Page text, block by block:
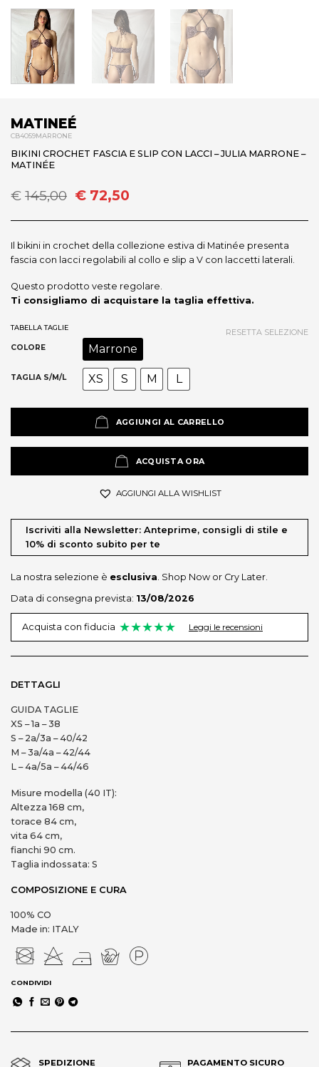
MATINEÉ
CB4059MARRONE
BIKINI CROCHET FASCIA E SLIP CON LACCI – JULIA MARRONE –
MATINÉE
€ 145,00 Il
prezzo
originale
€145,00.
€ 72,50Il
attuale
€72,50.
Il bikini in crochet della collezione estiva di Matinée presenta
fascia con lacci regolabili al collo e slip a V con laccetti laterali.
Questo prodotto veste regolare.
Ti consigliamo di acquistare la taglia effettiva.
TABELLA TAGLIE
COLORE Marrone
TAGLIA S/M/L XS S M L
RESETTA SELEZIONE
AGGIUNGI AL CARRELLO
ACQUISTA ORA
AGGIUNGI ALLA WISHLIST
Iscriviti alla Newsletter: Anteprime, consigli di stile e
10% di sconto subito per te
La nostra selezione è esclusiva. Shop Now or Cry Later.
Data di consegna prevista: 13/08/2026
Acquista con fiducia ★★★★★ Leggi le recensioni
DETTAGLI
GUIDA TAGLIE
XS – 1a – 38
S – 2a/3a – 40/42
M – 3a/4a – 42/44
L – 4a/5a – 44/46
Misure modella (40 IT):
Altezza 168 cm,
torace 84 cm,
vita 64 cm,
fianchi 90 cm.
Taglia indossata: S
COMPOSIZIONE E CURA
100% CO
Made in: ITALY
CONDIVIDI
SPEDIZIONE PAGAMENTO SICURO